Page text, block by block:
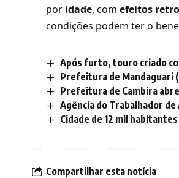
por idade, comefeitos
condições podem ter o
Após furto, touro criado
Prefeitura de Mandaguari
Prefeitura de Cambira
Agência do Trabalhador
Cidade de 12 mil
Compartilhar esta notícia